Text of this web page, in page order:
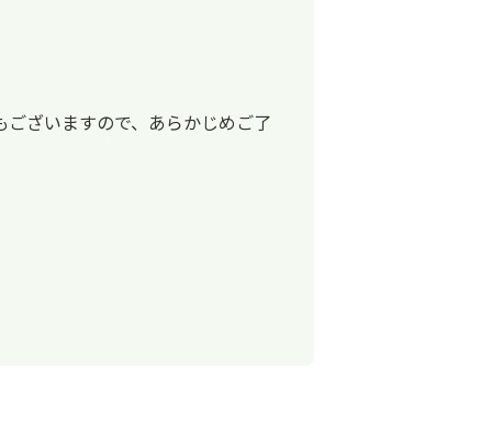
ざいますので、あらかじめご了